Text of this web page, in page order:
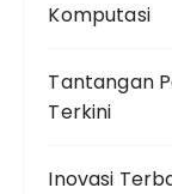
Komputasi
Tantangan
Terkini
Inovasi